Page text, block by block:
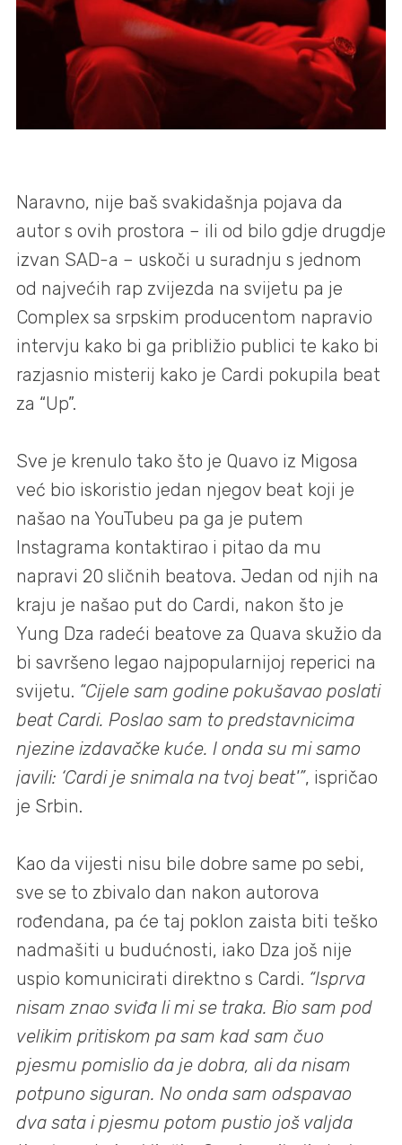
Naravno, nije baš svakidašnja pojava da
autor s ovih prostora – ili od bilo gdje drugdje
izvan SAD-a – uskoči u suradnju s jednom
od najvećih rap zvijezda na svijetu pa je
Complex sa srpskim producentom napravio
intervju kako bi ga približio publici te kako bi
razjasnio misterij kako je Cardi pokupila beat
za “Up”.
Sve je krenulo tako što je Quavo iz Migosa
već bio iskoristio jedan njegov beat koji je
našao na YouTubeu pa ga je putem
Instagrama kontaktirao i pitao da mu
napravi 20 sličnih beatova. Jedan od njih na
kraju je našao put do Cardi, nakon što je
Yung Dza radeći beatove za Quava skužio da
bi savršeno legao najpopularnijoj reperici na
svijetu. “Cijele sam godine pokušavao poslati
beat Cardi. Poslao sam to predstavnicima
njezine izdavačke kuće. I onda su mi samo
javili: ‘Cardi je snimala na tvoj beat'”, ispričao
je Srbin.
Kao da vijesti nisu bile dobre same po sebi,
sve se to zbivalo dan nakon autorova
rođendana, pa će taj poklon zaista biti teško
nadmašiti u budućnosti, iako Dza još nije
uspio komunicirati direktno s Cardi. “Isprva
nisam znao sviđa li mi se traka. Bio sam pod
velikim pritiskom pa sam kad sam čuo
pjesmu pomislio da je dobra, ali da nisam
potpuno siguran. No onda sam odspavao
dva sata i pjesmu potom pustio još valjda